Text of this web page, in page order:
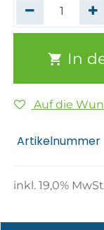
In
Auf die
Artikelnummer
inkl.19,0%